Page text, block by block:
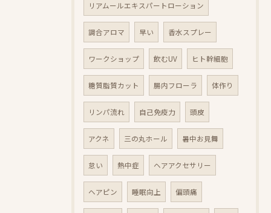
リアムールエキスパートローション
調合アロマ 早い 香水スプレー
ワークショップ 飲むUV ヒト幹細胞
糖質脂質カット 腸内フローラ 体作り
リンパ流れ 自己免疫力 頭皮
アクネ 三の丸ホール 暑中お見舞
怠い 熱中症 ヘアアクセサリー
ヘアピン 睡眠向上 偏頭痛